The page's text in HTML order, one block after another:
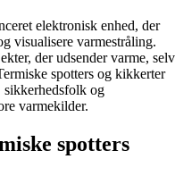
elektronisk enhed, der
visualisere varmestråling.
der udsender varme, selv
spotters og kikkerter
sikkerhedsfolk og
varmekilder.
spotters